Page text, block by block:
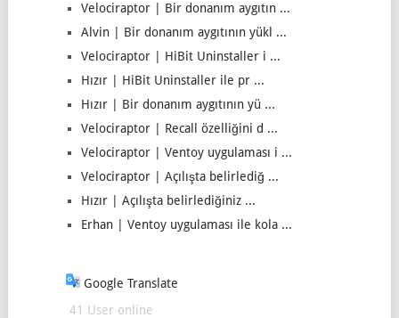
Velociraptor | Bir donanım aygıtın ...
Alvin | Bir donanım aygıtının yükl ...
Velociraptor | HiBit Uninstaller i ...
Hızır | HiBit Uninstaller ile pr ...
Hızır | Bir donanım aygıtının yü ...
Velociraptor | Recall özelliğini d ...
Velociraptor | Ventoy uygulaması i ...
Velociraptor | Açılışta belirlediğ ...
Hızır | Açılışta belirlediğiniz ...
Erhan | Ventoy uygulaması ile kola ...
Google Translate
41 User online